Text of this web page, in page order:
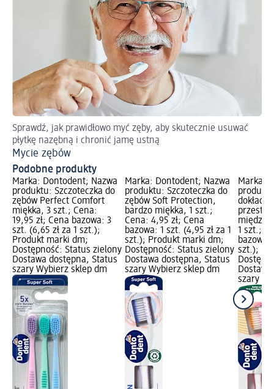
Sprawdź, jak prawidłowo myć zęby, aby skutecznie usuwać
płytkę nazębną i chronić jamę ustną
Mycie zębów
Podobne produkty
Marka: Dontodent; Nazwa
produktu: Szczoteczka do
zębów Perfect Comfort
miękka, 3 szt.; Cena:
19,95 zł; Cena bazowa: 3
szt. (6,65 zł za 1 szt.);
Produkt marki dm;
Dostępność: Status zielony
Dostawa dostępna, Status
szary Wybierz sklep dm
Marka: Dontodent; Nazwa
produktu: Szczoteczka do
zębów Soft Protection,
bardzo miękka, 1 szt.;
Cena: 4,95 zł; Cena
bazowa: 1 szt. (4,95 zł za 1
szt.); Produkt marki dm;
Dostępność: Status zielony
Dostawa dostępna, Status
szary Wybierz sklep dm
Marka:
1 szt.;
bazowa:
szt.);
szary